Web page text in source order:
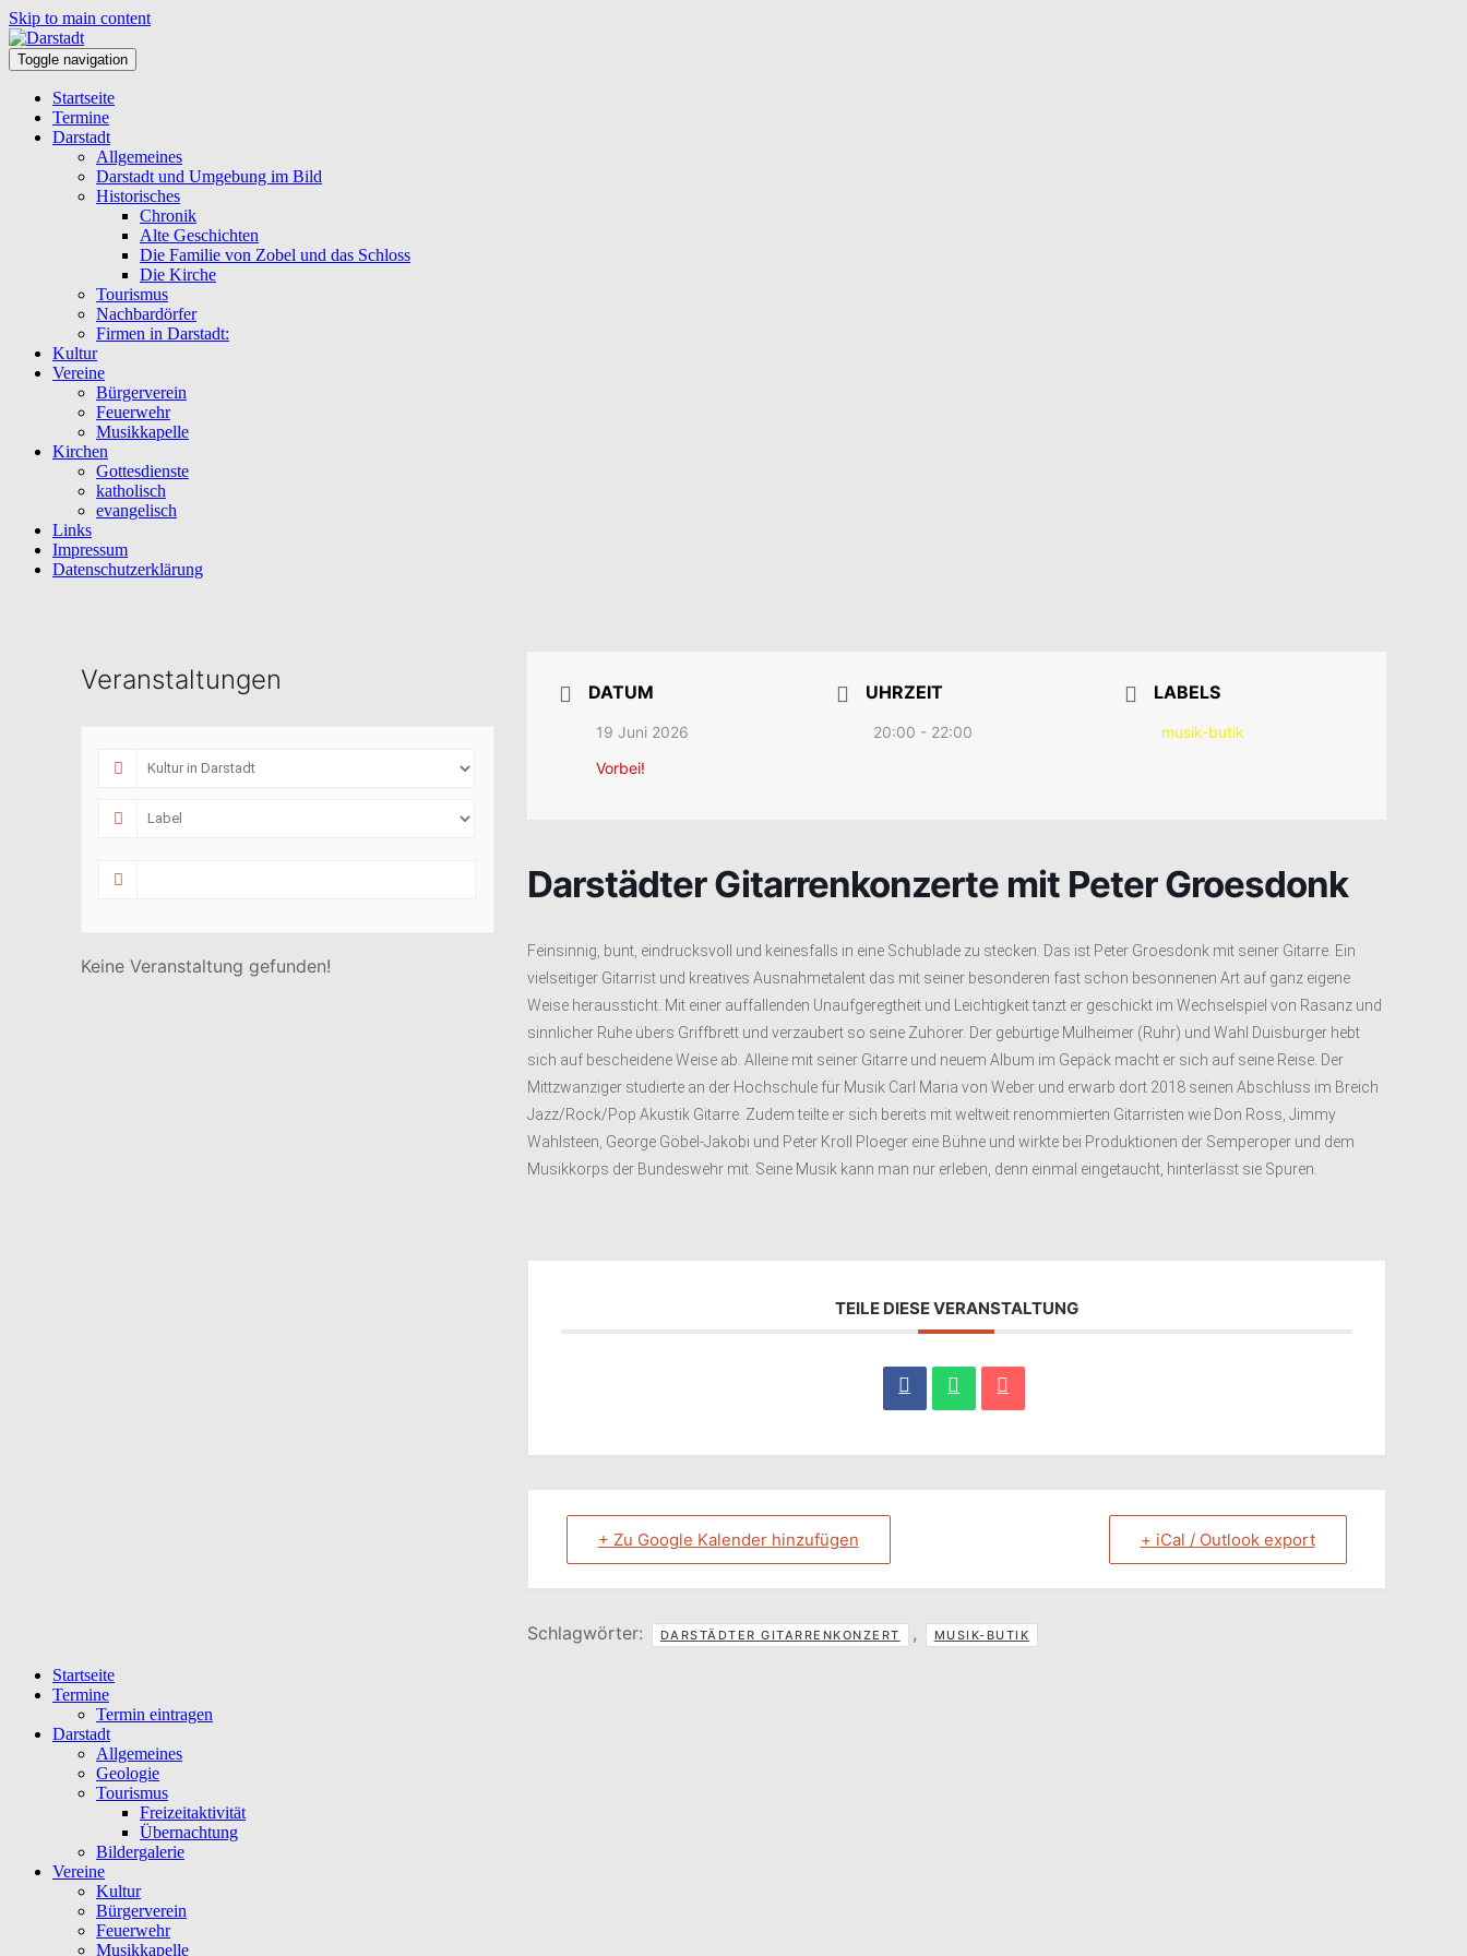
Skip to main content
Toggle navigation
Startseite
Termine
Darstadt
Allgemeines
Darstadt und Umgebung im Bild
Historisches
Chronik
Alte Geschichten
Die Familie von Zobel und das Schloss
Die Kirche
Tourismus
Nachbardörfer
Firmen in Darstadt:
Kultur
Vereine
Bürgerverein
Feuerwehr
Musikkapelle
Kirchen
Gottesdienste
katholisch
evangelisch
Links
Impressum
Datenschutzerklärung
Veranstaltungen
Keine Veranstaltung gefunden!
DATUM
19 Juni 2026
Vorbei!
UHRZEIT
20:00 - 22:00
LABELS
musik-butik
Darstädter Gitarrenkonzerte mit Peter Groesdonk
Feinsinnig, bunt, eindrucksvoll und keinesfalls in eine Schublade zu stecken. Das ist Peter Groesdonk mit seiner Gitarre. Ein
vielseitiger Gitarrist und kreatives Ausnahmetalent das mit seiner besonderen fast schon besonnenen Art auf ganz eigene
Weise heraussticht. Mit einer auffallenden Unaufgeregtheit und Leichtigkeit tanzt er geschickt im Wechselspiel von Rasanz und
sinnlicher Ruhe übers Griffbrett und verzaubert so seine Zuhörer. Der gebürtige Mülheimer (Ruhr) und Wahl Duisburger hebt
sich auf bescheidene Weise ab. Alleine mit seiner Gitarre und neuem Album im Gepäck macht er sich auf seine Reise. Der
Mittzwanziger studierte an der Hochschule für Musik Carl Maria von Weber und erwarb dort 2018 seinen Abschluss im Breich
Jazz/Rock/Pop Akustik Gitarre. Zudem teilte er sich bereits mit weltweit renommierten Gitarristen wie Don Ross, Jimmy
Wahlsteen, George Göbel-Jakobi und Peter Kroll Ploeger eine Bühne und wirkte bei Produktionen der Semperoper und dem
Musikkorps der Bundeswehr mit. Seine Musik kann man nur erleben, denn einmal eingetaucht, hinterlässt sie Spuren.
TEILE DIESE VERANSTALTUNG
+ Zu Google Kalender hinzufügen + iCal / Outlook export
Schlagwörter: DARSTÄDTER GITARRENKONZERT , MUSIK-BUTIK
Startseite
Termine
Termin eintragen
Darstadt
Allgemeines
Geologie
Tourismus
Freizeitaktivität
Übernachtung
Bildergalerie
Vereine
Kultur
Bürgerverein
Feuerwehr
Musikkapelle